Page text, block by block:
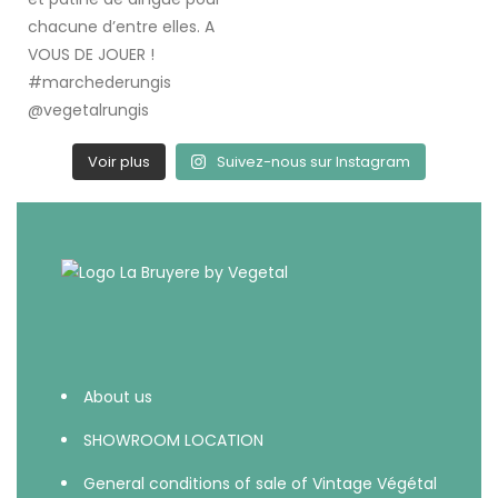
Voir plus Suivez-nous sur Instagram
About us
SHOWROOM LOCATION
General conditions of sale of Vintage Végétal